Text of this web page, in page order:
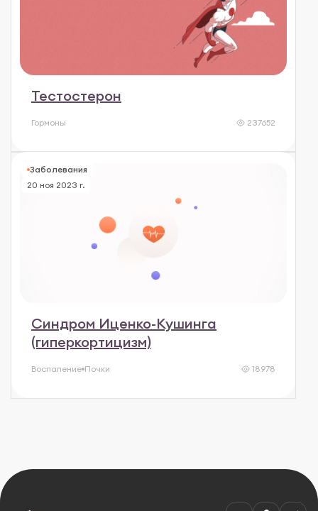
Тестостерон
Гормоны 237652
Заболевания
20 ноя 2023 г.
Синдром Иценко-Кушинга
(гиперкортицизм)
Воспаление Почки 18978